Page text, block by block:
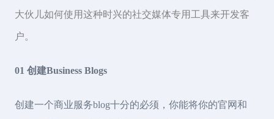
大伙儿如何使用这种时兴的社交媒体专用工具来开发客
户。
01 创建Business Blogs
创建一个商业服务blog十分的必须，你能将你的官网和